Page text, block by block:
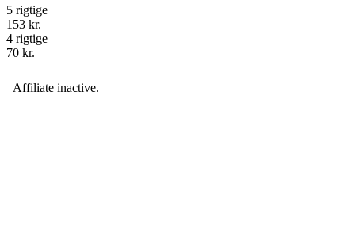
5 rigtige
153 kr.
4 rigtige
70 kr.